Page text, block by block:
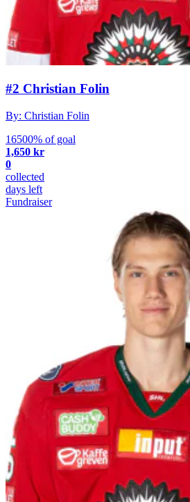
#2 Christian Folin
By: Christian Folin
16500% of goal
1,650 kr
0
collected
days left
Fundraiser